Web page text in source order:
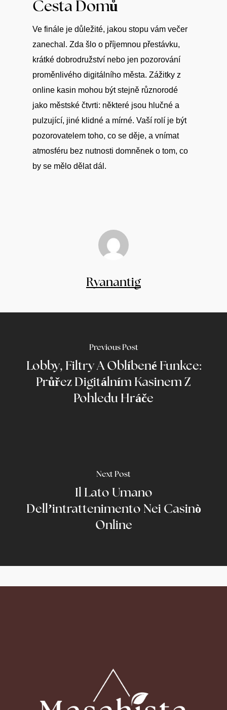
Cesta Domů
Ve finále je důležité, jakou stopu vám večer
zanechal. Zda šlo o příjemnou přestávku,
krátké dobrodružství nebo jen pozorování
proměnlivého digitálního města. Zážitky z
online kasin mohou být stejně různorodé
jako městské čtvrti: některé jsou hlučné a
pulzující, jiné klidné a mírné. Vaší rolí je být
pozorovatelem toho, co se děje, a vnímat
atmosféru bez nutnosti domněnek o tom, co
by se mělo dělat dál.
Ryanantig
Previous Post
Lobby, Filtry A Oblíbené Funkce:
Průřez Digitálním Kasinem Z
Pohledu Hráče
Next Post
Il Lato Umano
Dell’intrattenimento Nei Casinò
Online